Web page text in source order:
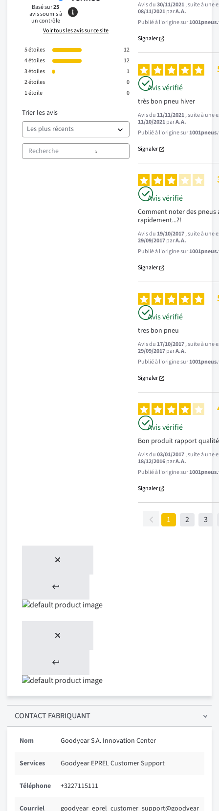
Basé sur25
avis soumis à
un contrôle
Voir tous les avis sur ce site
5étoiles
12
4étoiles
12
3étoiles
1
2étoiles
0
1étoile 0
Trier les avis
Avis du30/11/2021, suite à une
08/11/2021parA.A.
Publié à l'origine sur
Signaler
Avis vérifié
très bon pneu hiver
Avis du11/11/2021, suite à une
11/10/2021parA.A.
Publié à l'origine sur
Signaler
Avis vérifié
Comment noter des pneus
rapidement...?!
Avis du19/10/2017, suite à une
29/09/2017parA.A.
Publié à l'origine sur
Signaler
Avis vérifié
tres bon pneu
Avis du17/10/2017, suite à une
29/09/2017parA.A.
Publié à l'origine sur
Signaler
Avis vérifié
Bon produit rapport
Avis du03/01/2017, suite à une
18/12/2016parA.A.
Publié à l'origine sur
Signaler
1 2 3
CONTACT FABRIQUANT
Nom Goodyear S.A. Innovation Center
Services Goodyear EPREL Customer Support
Téléphone +3227115111
Courriel goodyear_eprel_customer_support@goodyear